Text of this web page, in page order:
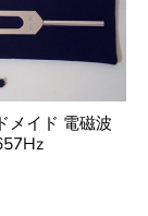
メイド 電磁波